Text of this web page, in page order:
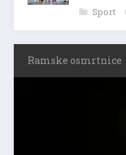
Sport
Ramske osmrtnice